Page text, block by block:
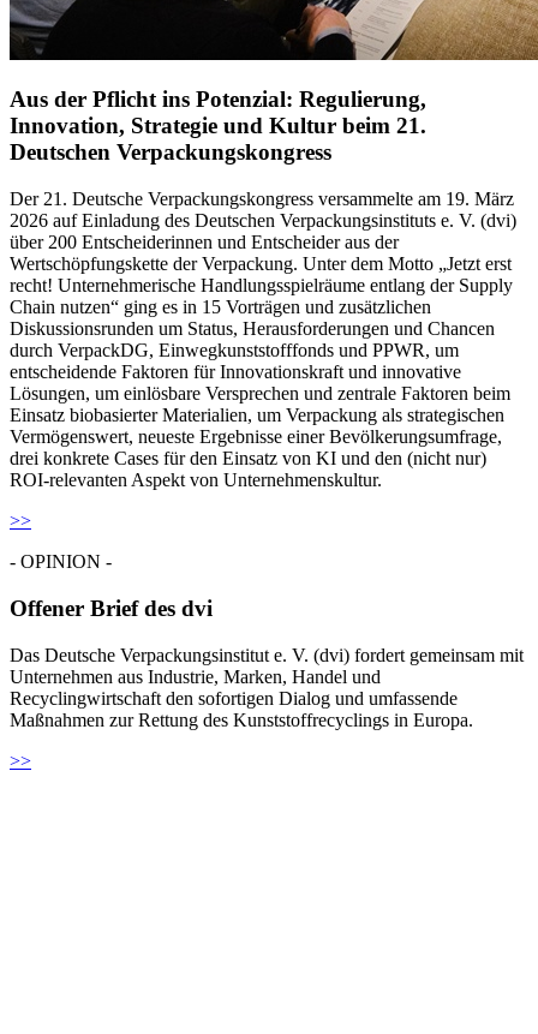
Aus der Pflicht ins Potenzial: Regulierung,
Innovation, Strategie und Kultur beim 21.
Deutschen Verpackungskongress
Der 21. Deutsche Verpackungskongress versammelte am 19. März
2026 auf Einladung des Deutschen Verpackungsinstituts e. V. (dvi)
über 200 Entscheiderinnen und Entscheider aus der
Wertschöpfungskette der Verpackung. Unter dem Motto „Jetzt erst
recht! Unternehmerische Handlungsspielräume entlang der Supply
Chain nutzen“ ging es in 15 Vorträgen und zusätzlichen
Diskussionsrunden um Status, Herausforderungen und Chancen
durch VerpackDG, Einwegkunststofffonds und PPWR, um
entscheidende Faktoren für Innovationskraft und innovative
Lösungen, um einlösbare Versprechen und zentrale Faktoren beim
Einsatz biobasierter Materialien, um Verpackung als strategischen
Vermögenswert, neueste Ergebnisse einer Bevölkerungsumfrage,
drei konkrete Cases für den Einsatz von KI und den (nicht nur)
ROI-relevanten Aspekt von Unternehmenskultur.
>>
- OPINION -
Offener Brief des dvi
Das Deutsche Verpackungsinstitut e. V. (dvi) fordert gemeinsam mit
Unternehmen aus Industrie, Marken, Handel und
Recyclingwirtschaft den sofortigen Dialog und umfassende
Maßnahmen zur Rettung des Kunststoffrecyclings in Europa.
>>